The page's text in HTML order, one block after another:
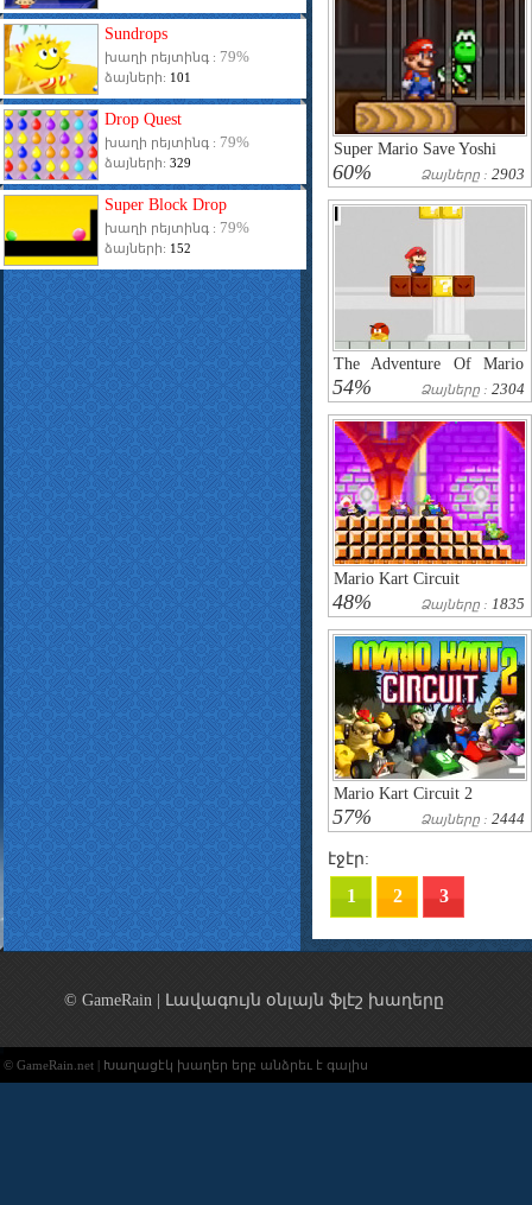
Sundrops
խաղի րեյտինգ : 79%
ձայների: 101
Drop Quest
խաղի րեյտինգ : 79%
ձայների: 329
Super Block Drop
խաղի րեյտինգ : 79%
ձայների: 152
Super Mario Save Yoshi
60% Ձայները : 2903
The Adventure Of Mario
Casttle
54% Ձայները : 2304
Mario Kart Circuit
48% Ձայները : 1835
Mario Kart Circuit 2
57% Ձայները : 2444
էջէր:
1 2 3
© GameRain | Լավագույն օնլայն ֆլէշ խաղերը
© GameRain.net | Խաղացէկ խաղեր երբ անձրեւ է գալիս